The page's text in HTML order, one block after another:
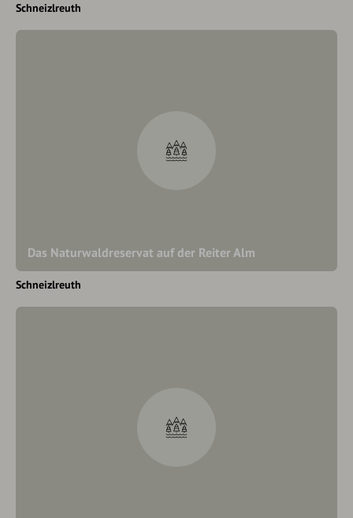
Schneizlreuth
Das Naturwaldreservat auf der Reiter Alm
Schneizlreuth